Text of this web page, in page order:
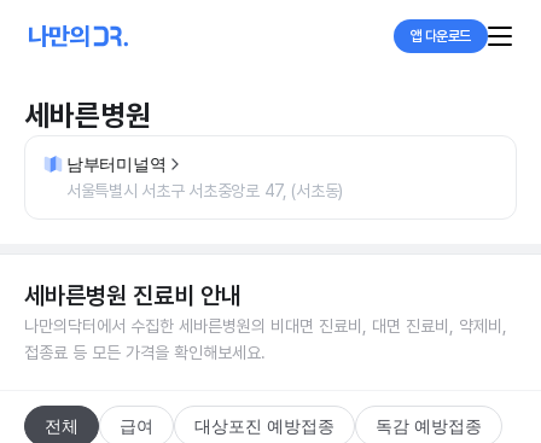
앱 다운로드
세바른병원
남부터미널역
서울특별시 서초구 서초중앙로 47, (서초동)
세바른병원 진료비 안내
나만의닥터에서 수집한 세바른병원의 비대면 진료비, 대면 진료비, 약제비,
접종료 등 모든 가격을 확인해보세요.
전체 급여 대상포진 예방접종 독감 예방접종